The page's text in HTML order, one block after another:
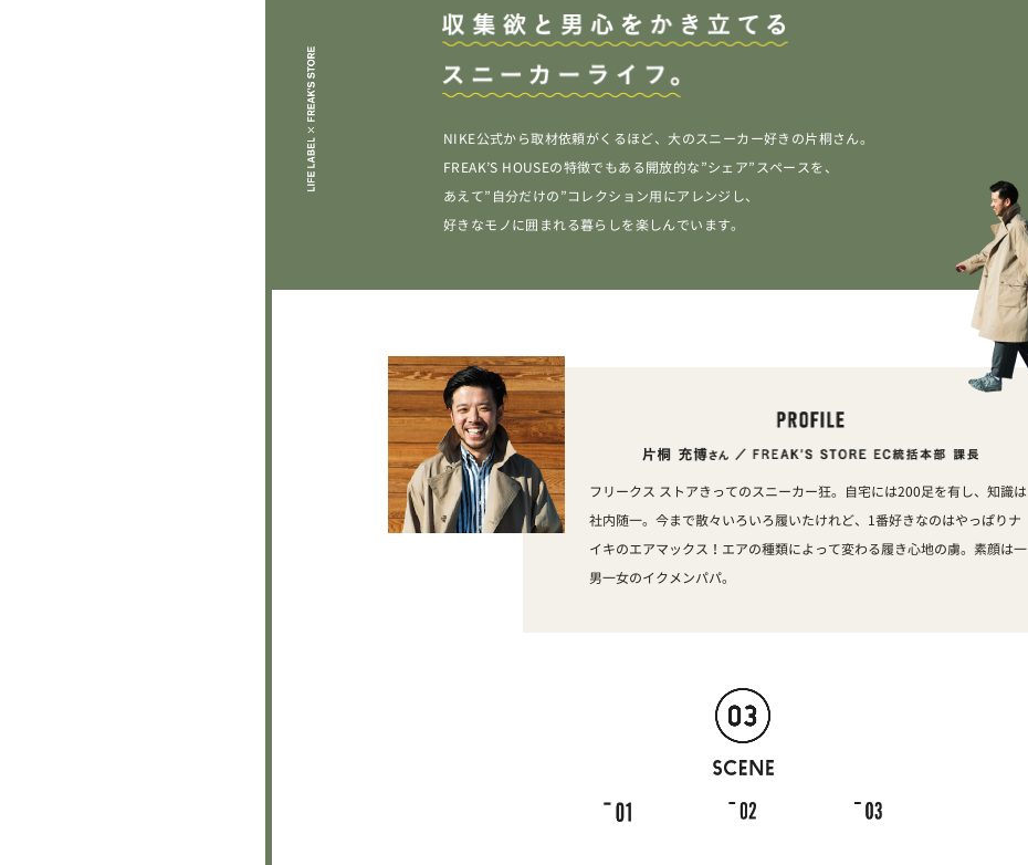
NIKE公式から取材依頼がくるほど、大のスニーカー好きの片桐さん。
FREAK’S HOUSEの特徴でもある開放的な”シェア”スペースを、
あえて”自分だけの”コレクション用にアレンジし、
好きなモノに囲まれる暮らしを楽しんでいます。
フリークス ストアきってのスニーカー狂。自宅には200足を有し、知識は
社内随一。今まで散々いろいろ履いたけれど、1番好きなのはやっぱりナ
イキのエアマックス！エアの種類によって変わる履き心地の虜。素顔は一
男一女のイクメンパパ。